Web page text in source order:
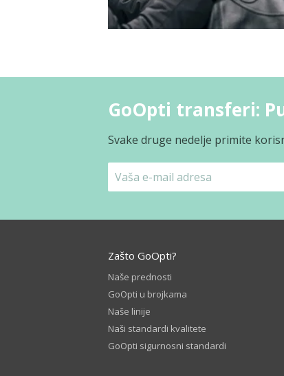
GoOpti transferi:
Svake druge nedelje primite
Zašto GoOpti?
Naše prednosti
GoOpti u brojkama
Naše linije
Naši standardi kvalitete
GoOpti sigurnosni standardi